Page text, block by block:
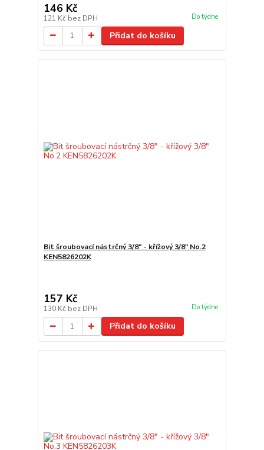
146 Kč
121 Kč bez DPH Do týdne
Přidat do košíku
Bit šroubovací nástrčný 3/8" - křížový 3/8" No.2
KEN5826202K
157 Kč
130 Kč bez DPH Do týdne
Přidat do košíku